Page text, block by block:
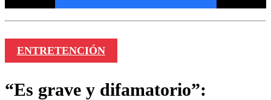
ENTRETENCIÓN
“Es grave y difamatorio”: